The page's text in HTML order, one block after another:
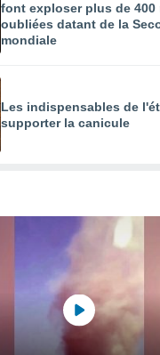
font exploser plus de 400
oubliées datant de la
mondiale
Les indispensables de
supporter la canicule